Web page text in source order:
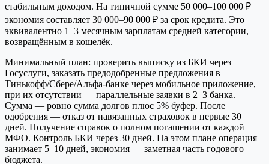
стабильным доходом. На типичной сумме 50 000–100 000 ₽
экономия составляет 30 000–90 000 ₽ за срок кредита. Это
эквивалентно 1–3 месячным зарплатам средней категории,
возвращённым в кошелёк.
Минимальный план: проверить выписку из БКИ через
Госуслуги, заказать предодобренные предложения в
Тинькофф/Сбере/Альфа-банке через мобильное приложение,
при их отсутствии — параллельные заявки в 2–3 банка.
Сумма — ровно сумма долгов плюс 5% буфер. После
одобрения — отказ от навязанных страховок в первые 30
дней. Получение справок о полном погашении от каждой
МФО. Контроль БКИ через 30 дней. На этом плане операция
занимает 5–10 дней, экономия — заметная часть годового
бюджета.